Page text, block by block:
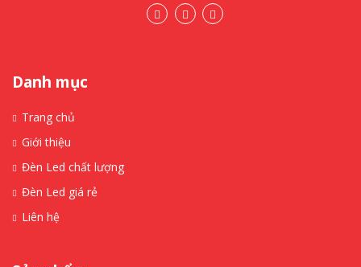
Danh mục
Trang chủ
Giới thiệu
Đèn Led chất lượng
Đèn Led giá rẻ
Liên hệ